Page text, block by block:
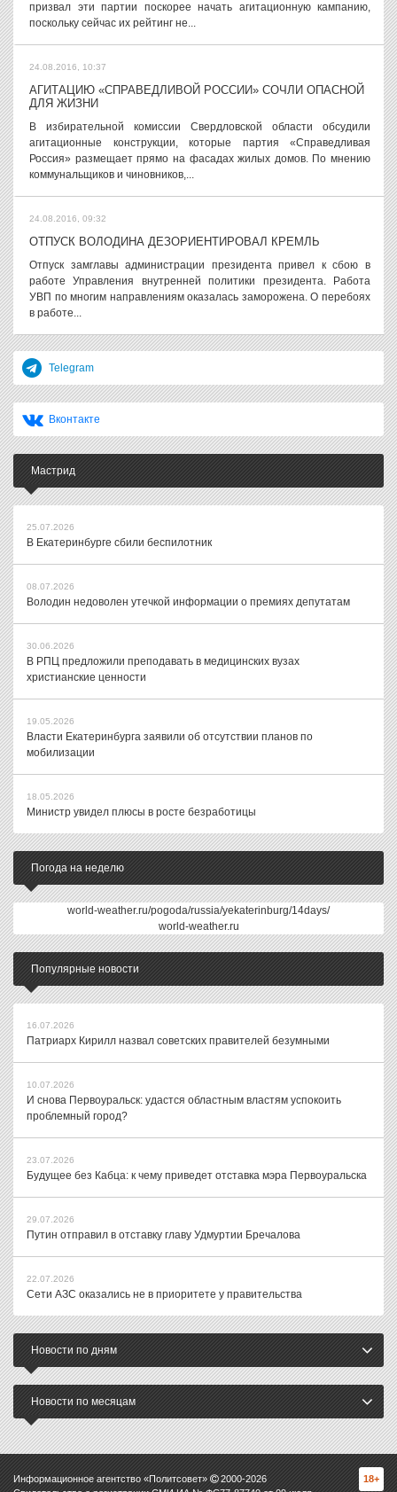
призвал эти партии поскорее начать агитационную кампанию,
поскольку сейчас их рейтинг не...
24.08.2016, 10:37
АГИТАЦИЮ «СПРАВЕДЛИВОЙ РОССИИ» СОЧЛИ ОПАСНОЙ
ДЛЯ ЖИЗНИ
В избирательной комиссии Свердловской области обсудили
агитационные конструкции, которые партия «Справедливая
Россия» размещает прямо на фасадах жилых домов. По мнению
коммунальщиков и чиновников,...
24.08.2016, 09:32
ОТПУСК ВОЛОДИНА ДЕЗОРИЕНТИРОВАЛ КРЕМЛЬ
Отпуск замглавы администрации президента привел к сбою в
работе Управления внутренней политики президента. Работа
УВП по многим направлениям оказалась заморожена. О перебоях
в работе...
Telegram
Вконтакте
Мастрид
25.07.2026
В Екатеринбурге сбили беспилотник
08.07.2026
Володин недоволен утечкой информации о премиях депутатам
30.06.2026
В РПЦ предложили преподавать в медицинских вузах
христианские ценности
19.05.2026
Власти Екатеринбурга заявили об отсутствии планов по
мобилизации
18.05.2026
Министр увидел плюсы в росте безработицы
Погода на неделю
world-weather.ru/pogoda/russia/yekaterinburg/14days/
world-weather.ru
Популярные новости
16.07.2026
Патриарх Кирилл назвал советских правителей безумными
10.07.2026
И снова Первоуральск: удастся областным властям успокоить
проблемный город?
23.07.2026
Будущее без Кабца: к чему приведет отставка мэра Первоуральска
29.07.2026
Путин отправил в отставку главу Удмуртии Бречалова
22.07.2026
Сети АЗС оказались не в приоритете у правительства
Новости по дням
Новости по месяцам
Информационное агентство «Политсовет» 2000-2026
18+